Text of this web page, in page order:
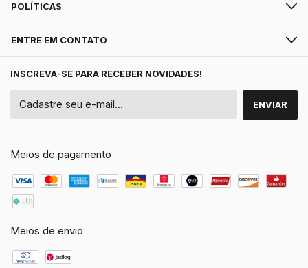
POLÍTICAS
ENTRE EM CONTATO
INSCREVA-SE PARA RECEBER NOVIDADES!
Meios de pagamento
Meios de envio